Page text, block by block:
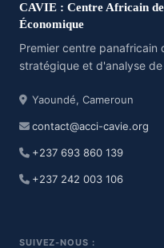
CAVIE : Centre Africain
Économique
Premier centre panafricain
stratégique et d'analyse
Yaoundé, Cameroun
contact@acci-cavie.org
+237 693 860 139
+237 242 003 106
SUIVEZ-NOUS :